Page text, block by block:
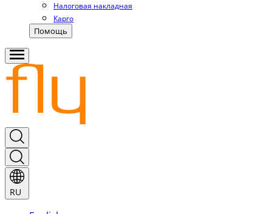
Налоговая накладная
Карго
Помощь
RU